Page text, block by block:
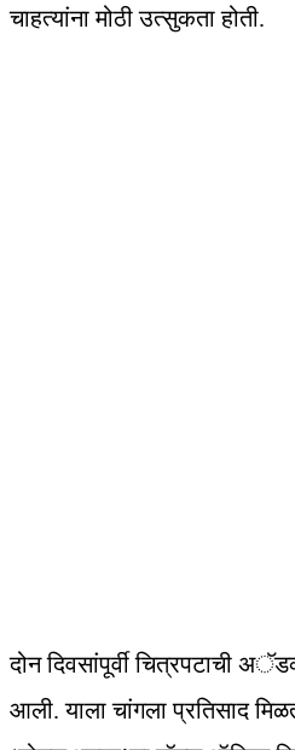
चाहत्यांना मोठी उत्सुकता होती.
दोन दिवसांपूर्वी चित्रपटाची
आली. याला चांगला प्रतिसाद